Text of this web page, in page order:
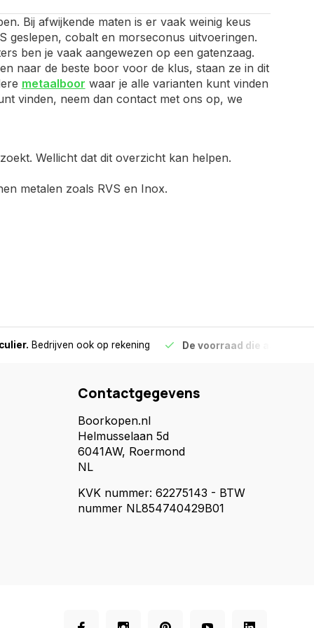
Bij afwijkende maten is er vaak weinig keus
geslepen, cobalt en morseconus uitvoeringen.
ben je vaak aangewezen op een gatenzaag.
naar de beste boor voor de klus, staan ze in dit
metaalboor waar je alle varianten kunt vinden
vinden, neem dan contact met ons op, we
Wellicht dat dit overzicht kan helpen.
metalen zoals RVS en Inox.
Bedrijven ook op rekening De voorraad die
Contactgegevens
Boorkopen.nl
Helmusselaan 5d
6041AW, Roermond
NL
KVK nummer: 62275143 - BTW
nummer NL854740429B01